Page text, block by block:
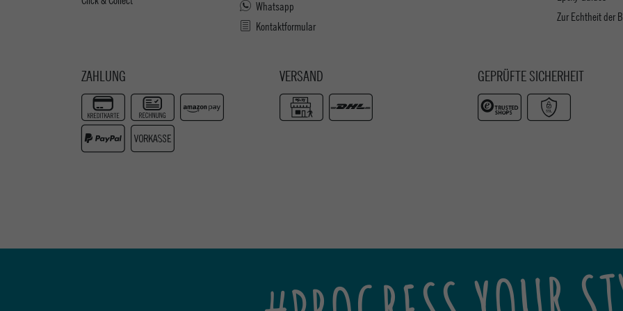
Whatsapp
Kontaktformular
Zur Echtheit der
ZAHLUNG VERSAND GEPRÜFTE SICHERHEIT